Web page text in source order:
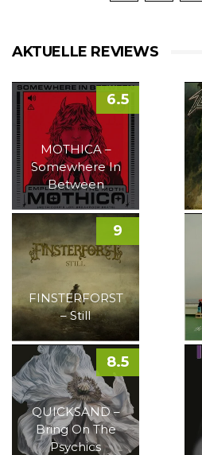
AKTUELLE REVIEWS
MOTHICA –
Somewhere In
Between
6.5
FINSTERFORST
– Still
9
QUICKSAND –
Bring On The
Psychics
8.5